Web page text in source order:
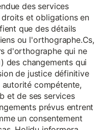
des services
et obligations en
que des détails
ou l'orthographe.Cs,
d'orthographe qui ne
des changements qui
de justice définitive
compétente,
et de ses services
prévus entrent
un consentement